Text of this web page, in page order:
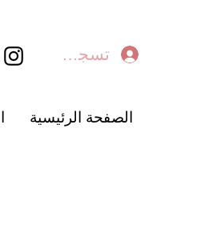
تسجيل الدخول
الصفحة الرئيسية